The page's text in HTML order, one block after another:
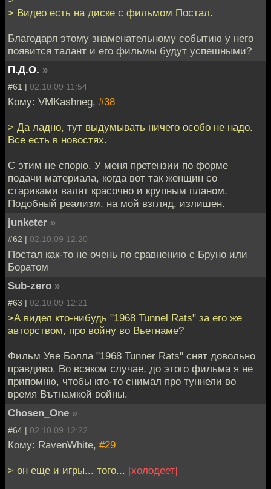
> Видео есть на диске с фильмом Постал.
Благодаря этому знаменательному событию у него
появится талант и его фильмы будут успешными?
П.Д.О. »
#61 | 02.10.09 11:54
Кому: VMKashneg, #38
> Да ладно, тут выдумывать ничего особо не надо.
Все есть в новостях.
С этим не спорю. У меня претензии по форме
подачи материала, когда вот так женщин со
стариками валят красочно и крупным планом.
Подобный реализм, на мой взгляд, излишен.
junketer »
#62 | 02.10.09 12:20
Постал как-то не очень по сравнению с Бруно или
Боратом
Sub-zero »
#63 | 02.10.09 12:21
>А видел кто-нибудь "1968 Tunnel Rats" за его же
авторством, про войну во Вьетнаме?
Фильм Уве Болла "1968 Tunner Rats" снят довольно
правдиво. Во всяком случае, до этого фильма я не
припомню, чтобы кто-то снимал про туннели во
время Вътнамкой войны.
Chosen_One »
#64 | 02.10.09 12:22
Кому: RavenWhite, #29
> он еще и игры... того... [холодеет]